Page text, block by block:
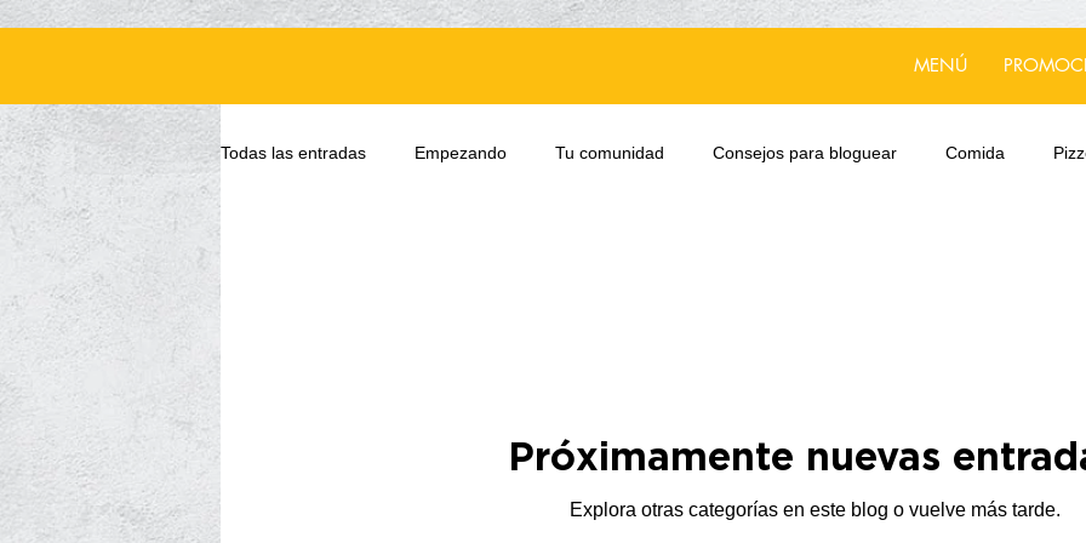
MENÚ
Todas las entradas Empezando Tu comunidad Consejos para bloguear Comida
Próximamente nuevas
Explora otras categorías en este blog o vuelve más tarde.